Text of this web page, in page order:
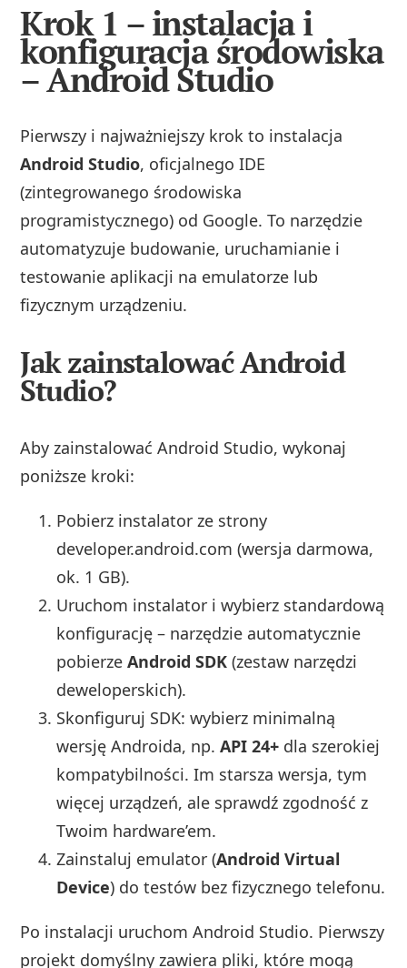
Krok 1 – instalacja i
konfiguracja środowiska
– Android Studio
Pierwszy i najważniejszy krok to instalacja
Android Studio, oficjalnego IDE
(zintegrowanego środowiska
programistycznego) od Google. To narzędzie
automatyzuje budowanie, uruchamianie i
testowanie aplikacji na emulatorze lub
fizycznym urządzeniu.
Jak zainstalować Android
Studio?
Aby zainstalować Android Studio, wykonaj
poniższe kroki:
Pobierz instalator ze strony
developer.android.com (wersja darmowa,
ok. 1 GB).
Uruchom instalator i wybierz standardową
konfigurację – narzędzie automatycznie
pobierzeAndroid SDK (zestaw narzędzi
deweloperskich).
Skonfiguruj SDK: wybierz minimalną
wersję Androida, np.API 24+ dla szerokiej
kompatybilności. Im starsza wersja, tym
więcej urządzeń, ale sprawdź zgodność z
Twoim hardware’em.
Zainstaluj emulator (Android Virtual
Device) do testów bez fizycznego telefonu.
Po instalacji uruchom Android Studio. Pierwszy
projekt domyślny zawiera pliki, które mogą